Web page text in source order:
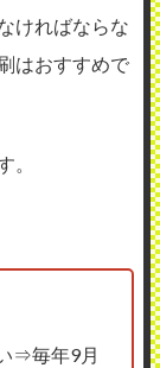
ければならな
はおすすめで
。
⇒毎年9月